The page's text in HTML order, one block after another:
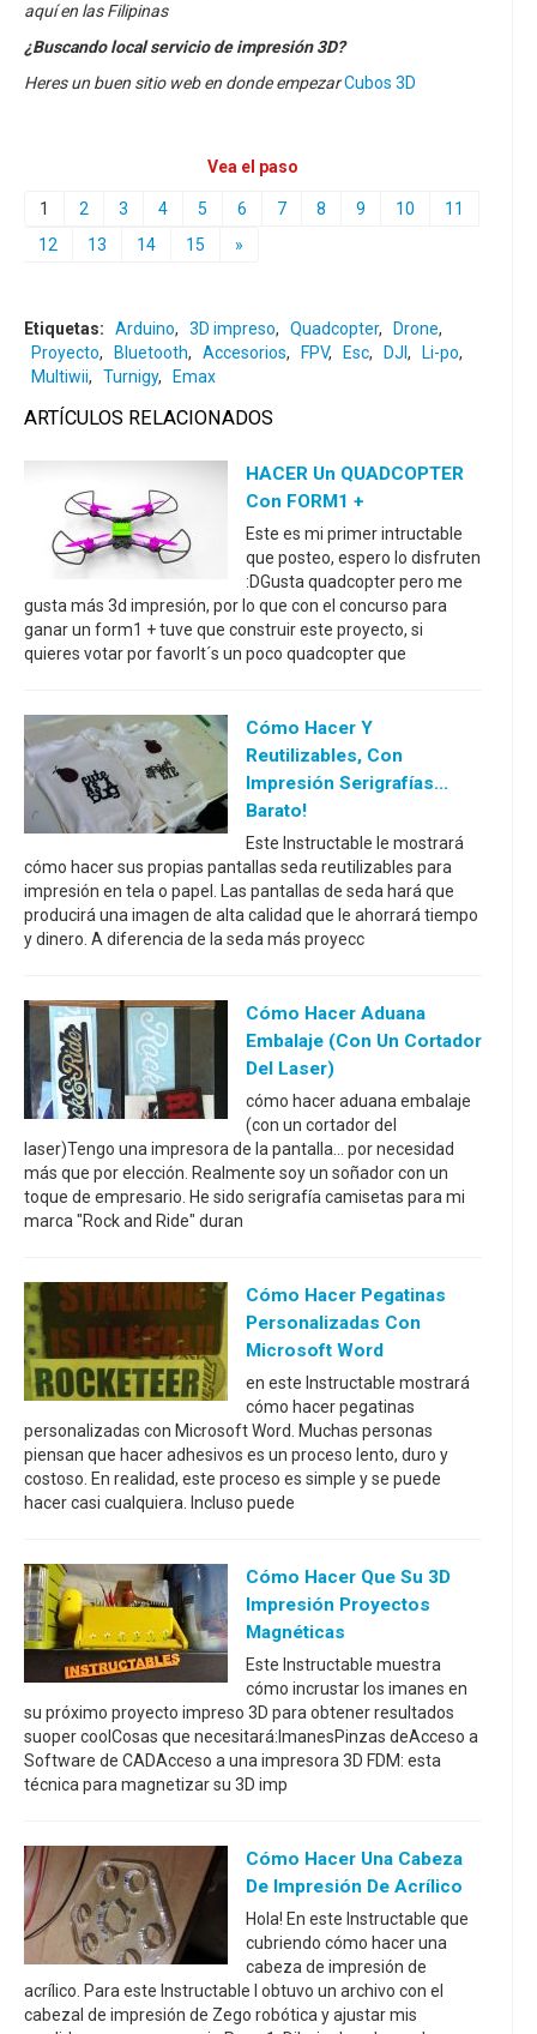
aquí en las Filipinas
¿Buscando local servicio de impresión 3D?
Heres un buen sitio web en donde empezarCubos 3D
Vea el paso
1 2 3 4 5 6 7 8 9 10
11
12
13 14 15 »
Etiquetas: Arduino, 3D impreso, Quadcopter, Drone,
Proyecto, Bluetooth, Accesorios, FPV, Esc, DJI , Li-po,
Multiwii, Turnigy, Emax
ARTÍCULOS RELACIONADOS
HACER Un QUADCOPTER
Con FORM1 +
Este es mi primer intructable
que posteo, espero lo disfruten
:DGusta quadcopter pero me
gusta más 3d impresión, por lo que con el concurso para
ganar un form1 + tuve que construir este proyecto, si
quieres votar por favorIt´s un poco quadcopter que
Cómo Hacer Y
Reutilizables, Con
Impresión Serigrafías...
Barato!
Este Instructable le mostrará
cómo hacer sus propias pantallas seda reutilizables para
impresión en tela o papel. Las pantallas de seda hará que
producirá una imagen de alta calidad que le ahorrará tiempo
y dinero. A diferencia de la seda más proyecc
Cómo Hacer Aduana
Embalaje (con Un Cortador
Del Laser)
cómo hacer aduana embalaje
(con un cortador del
laser)Tengo una impresora de la pantalla... por necesidad
más que por elección. Realmente soy un soñador con un
toque de empresario. He sido serigrafía camisetas para mi
marca "Rock and Ride" duran
Cómo Hacer Pegatinas
Personalizadas Con
Microsoft Word
en este Instructable mostrará
cómo hacer pegatinas
personalizadas con Microsoft Word. Muchas personas
piensan que hacer adhesivos es un proceso lento, duro y
costoso. En realidad, este proceso es simple y se puede
hacer casi cualquiera. Incluso puede
Cómo Hacer Que Su 3D
Impresión Proyectos
Magnéticas
Este Instructable muestra
cómo incrustar los imanes en
su próximo proyecto impreso 3D para obtener resultados
suoper coolCosas que necesitará:ImanesPinzas deAcceso a
Software de CADAcceso a una impresora 3D FDM: esta
técnica para magnetizar su 3D imp
Cómo Hacer Una Cabeza
De Impresión De Acrílico
Hola! En este Instructable que
cubriendo cómo hacer una
cabeza de impresión de
acrílico. Para este Instructable I obtuvo un archivo con el
cabezal de impresión de Zego robótica y ajustar mis